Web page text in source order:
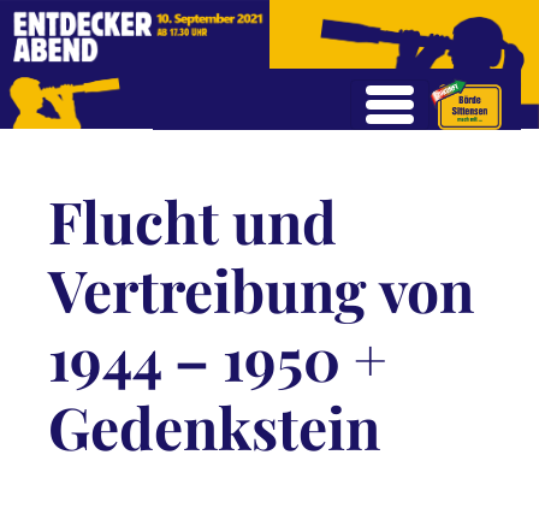
Flucht und
Vertreibung von
1944 – 1950 +
Gedenkstein